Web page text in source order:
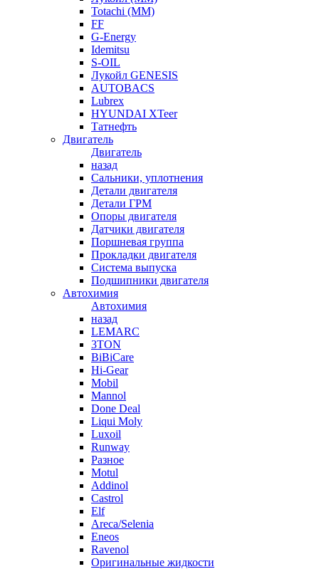
Totachi (MM)
FF
G-Energy
Idemitsu
S-OIL
Лукойл GENESIS
AUTOBACS
Lubrex
HYUNDAI XTeer
Татнефть
Двигатель
Двигатель
назад
Сальники, уплотнения
Детали двигателя
Детали ГРМ
Опоры двигателя
Датчики двигателя
Поршневая группа
Прокладки двигателя
Система выпуска
Подшипники двигателя
Автохимия
Автохимия
назад
LEMARC
3TON
BiBiCare
Hi-Gear
Mobil
Mannol
Done Deal
Liqui Moly
Luxoil
Runway
Разное
Motul
Addinol
Castrol
Elf
Areca/Selenia
Eneos
Ravenol
Оригинальные жидкости